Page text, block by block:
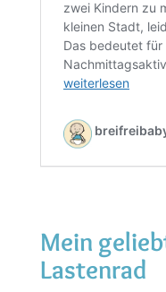
Mein
Lastenrad